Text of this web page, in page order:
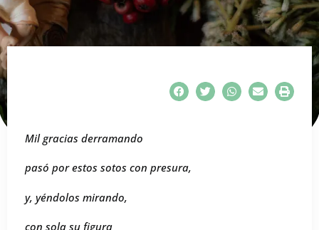
Mil gracias derramando
pasó por estos sotos con presura,
y, yéndolos mirando,
con sola su figura